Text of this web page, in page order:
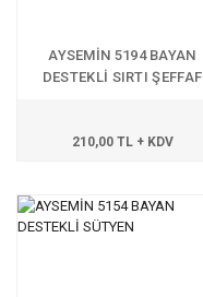
AYSEMİN 5194 BAYAN
DESTEKLİ SIRTI ŞEFFAF
210,00 TL + KDV